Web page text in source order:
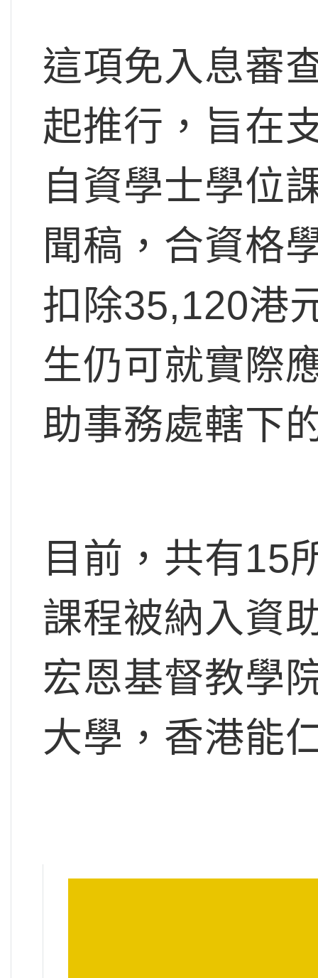
這項免入息審
起推行，旨在
自資學士學位
聞稿，合資格
扣除35,120港
生仍可就實際
助事務處轄下
目前，共有15
課程被納入資
宏恩基督教學
大學，香港能